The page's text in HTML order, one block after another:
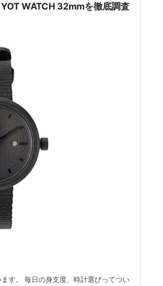
WATCH 32mmを徹底調査
す。 毎日の身支度、時計選びってつい